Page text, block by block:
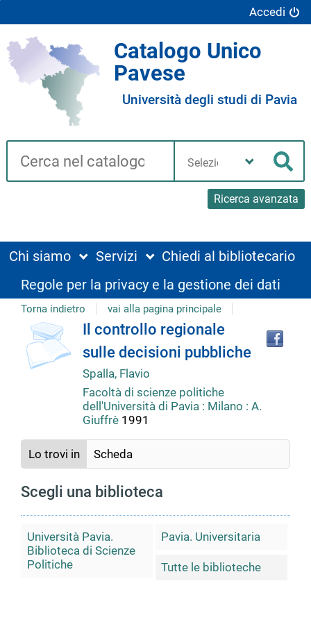
Accedi
Catalogo Unico
Pavese
Università degli studi di Pavia
Cerca su "Catalogo"
Ricerca avanzata
biblioteca
Chi siamo Servizi
Chiedi al bibliotecario
Regole per la privacy e la gestione dei dati
Torna indietro vai alla pagina principale
Dettaglio
del
documento
Il controllo regionale
sulle decisioni pubbliche
Spalla, Flavio
Facoltà di scienze politiche
dell'Università di Pavia : Milano : A.
Giuffrè 1991
Lo trovi in Scheda
Scegli una biblioteca
Università Pavia.
Biblioteca di Scienze
Politiche
Pavia. Universitaria
Tutte le biblioteche